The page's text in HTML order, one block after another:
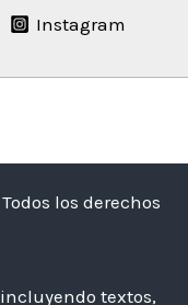
Instagram
Todos los derechos
textos,